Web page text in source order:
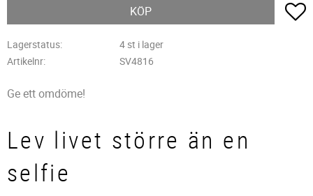
KÖP
Lagerstatus
4 st i lager
Artikelnr
SV4816
Ge ett omdöme!
Lev livet större än en
selfie